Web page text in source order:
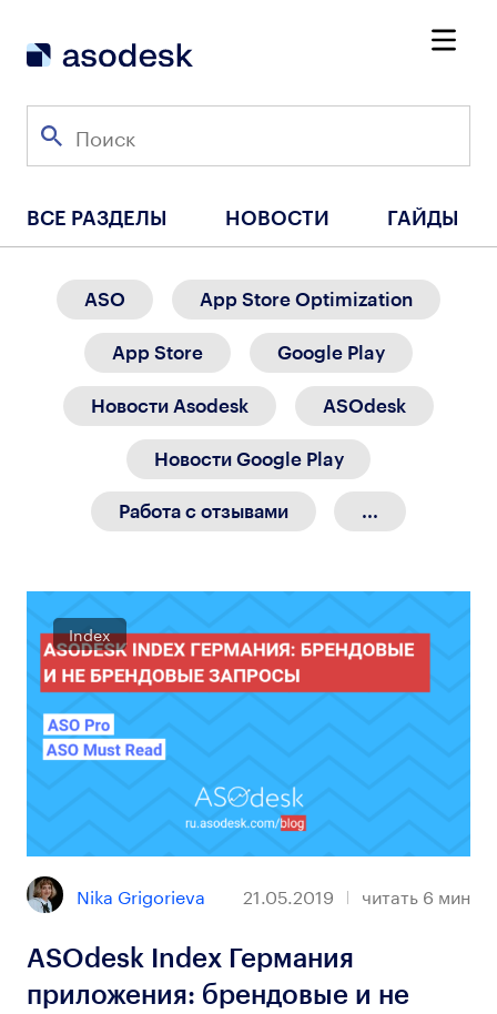
ВСЕ РАЗДЕЛЫ НОВОСТИ ГАЙДЫ
ASO App Store Optimization
App Store Google Play
Новости Asodesk ASOdesk
Новости Google Play
Работа с отзывами ...
Index
Nika Grigorieva 21.05.2019 читать 6 мин
ASOdesk Index Германия
приложения: брендовые и не